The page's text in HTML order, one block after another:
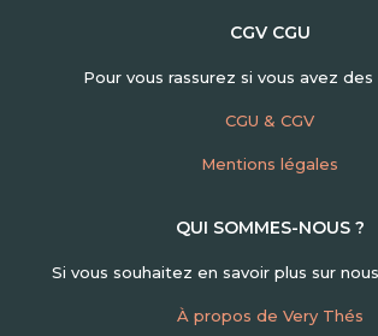
CGV CGU
Pour vous rassurez si vous avez
CGU & CGV
Mentions légales
QUI SOMMES-NOUS ?
Si vous souhaitez en savoir plus sur
À propos de Very Thés